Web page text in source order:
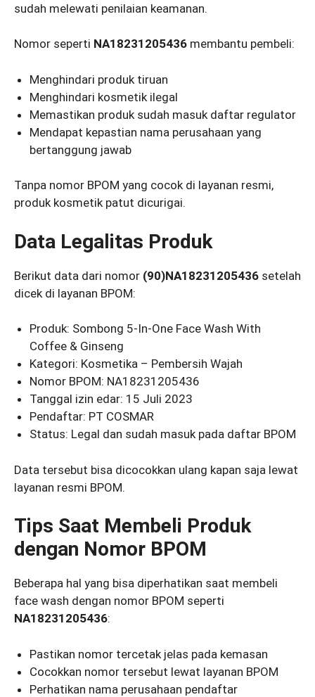
sudah melewati penilaian keamanan.
Nomor seperti NA18231205436 membantu pembeli:
Menghindari produk tiruan
Menghindari kosmetik ilegal
Memastikan produk sudah masuk daftar regulator
Mendapat kepastian nama perusahaan yang
bertanggung jawab
Tanpa nomor BPOM yang cocok di layanan resmi,
produk kosmetik patut dicurigai.
Data Legalitas Produk
Berikut data dari nomor (90)NA18231205436 setelah
dicek di layanan BPOM:
Produk: Sombong 5-In-One Face Wash With
Coffee & Ginseng
Kategori: Kosmetika – Pembersih Wajah
Nomor BPOM: NA18231205436
Tanggal izin edar: 15 Juli 2023
Pendaftar: PT COSMAR
Status: Legal dan sudah masuk pada daftar BPOM
Data tersebut bisa dicocokkan ulang kapan saja lewat
layanan resmi BPOM.
Tips Saat Membeli Produk
dengan Nomor BPOM
Beberapa hal yang bisa diperhatikan saat membeli
face wash dengan nomor BPOM seperti
NA18231205436:
Pastikan nomor tercetak jelas pada kemasan
Cocokkan nomor tersebut lewat layanan BPOM
Perhatikan nama perusahaan pendaftar